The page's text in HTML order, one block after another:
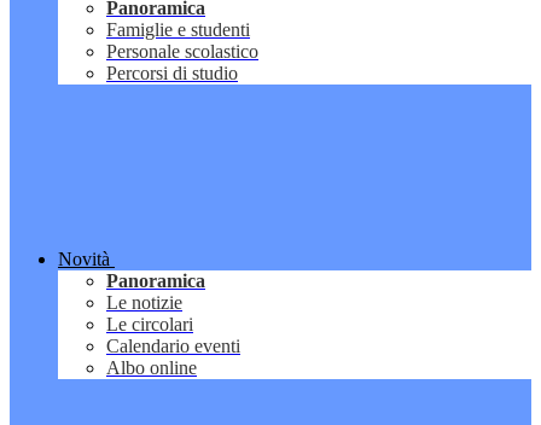
Panoramica
Famiglie e studenti
Personale scolastico
Percorsi di studio
Novità
Panoramica
Le notizie
Le circolari
Calendario eventi
Albo online